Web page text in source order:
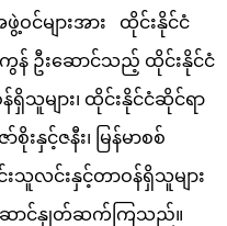
င်များအား ထိုင်းနိုင်ငံ
ကွန် ဦးဆောင်သည့် ထိုင်းနိုင်ငံ
ရှိသူများ၊ ထိုင်းနိုင်ငံဆိုင်ရာ
းနှင့်ဇနီး၊ မြန်မာစစ်
းသူလင်းနှင့်တာဝန်ရှိသူများ
ဆောင်နှုတ်ဆက်ကြသည်။